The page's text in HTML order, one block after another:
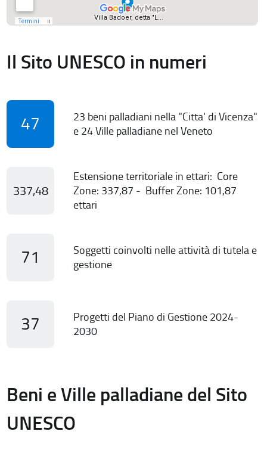
Il Sito UNESCO in numeri
47
23 beni palladiani nella "Citta' di Vicenza"
e 24 Ville palladiane nel Veneto
337,48
Estensione territoriale in ettari: Core
Zone: 337,87 - Buffer Zone: 101,87
ettari
71
Soggetti coinvolti nelle attività di tutela e
gestione
37
Progetti del Piano di Gestione 2024-
2030
Beni e Ville palladiane del Sito
UNESCO